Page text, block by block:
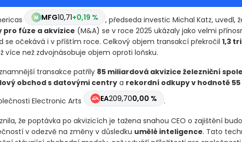
MFG10,71+0,19 %
, předseda investic Michal Katz, uvedl,
pro fúze a akvizice (M&A) se v roce 2025 ukázaly jako velmi
se očekává i v příštím roce. Celkový objem transakcí překročil 1,3
více než zdvojnásobuje objem oproti loňsku.
transakce patřily 85 miliardová akvizice železniční
obchod s datovými centrya rekordní odkupy v hodnotě
Electronic Arts EA209,700,00 %
.
že poptávka po akvizicích je tažena snahou CEO o zajištění
v odezvě na změny v důsledku umělé inteligence. Tato